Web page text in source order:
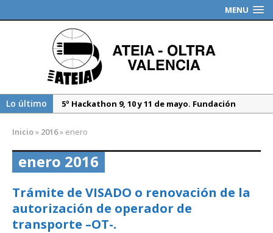
MENU
Lo último
5º Hackathon 9, 10 y 11 de mayo. Fundación
Borrador DGT, medidas especiales regulación
tráfico durante 2025
Propuesta del Nuevo CAU. Presentación AEAT
Inicio» 2016» enero
enero 2016
Trámite de VISADO o renovación de la
autorización de operador de
transporte –OT-.